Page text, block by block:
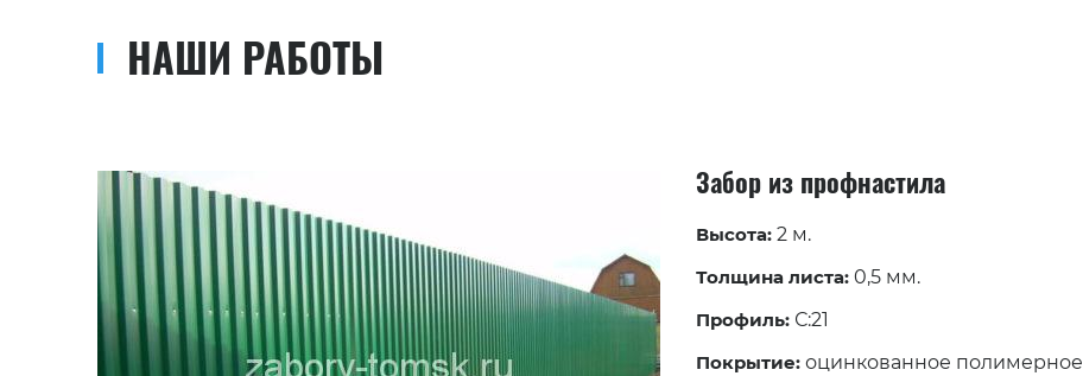
НАШИ РАБОТЫ
Забор из профнастила
Высота: 2 м.
Толщина листа: 0,5 мм.
Профиль: С:21
Покрытие: оцинкованное полимерное